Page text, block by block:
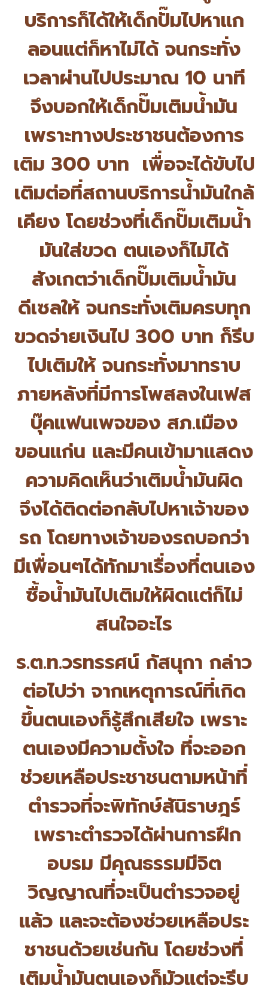
บริการก็ได้ให้เด็กปั๊มไปหาแก
ลอนแต่ก็หาไม่ได้ จนกระทั่ง
เวลาผ่านไปประมาณ 10 นาที
จึงบอกให้เด็กปั๊มเติมน้ำมัน
เพราะทางประชาชนต้องการ
เติม 300 บาท เพื่อจะได้ขับไป
เติมต่อที่สถานบริการน้ำมันใกล้
เคียง โดยช่วงที่เด็กปั๊มเติมน้ำ
มันใส่ขวด ตนเองก็ไม่ได้
สังเกตว่าเด็กปั๊มเติมน้ำมัน
ดีเซลให้ จนกระทั่งเติมครบทุก
ขวดจ่ายเงินไป 300 บาท ก็รีบ
ไปเติมให้ จนกระทั่งมาทราบ
ภายหลังที่มีการโพสลงในเฟส
บุ๊คแฟนเพจของ สภ.เมือง
ขอนแก่น และมีคนเข้ามาแสดง
ความคิดเห็นว่าเติมน้ำมันผิด
จึงได้ติดต่อกลับไปหาเจ้าของ
รถ โดยทางเจ้าของรถบอกว่า
มีเพื่อนๆได้ทักมาเรื่องที่ตนเอง
ซื้อน้ำมันไปเติมให้ผิดแต่ก็ไม่
สนใจอะไร
ร.ต.ท.วรทรรศน์ กัสนุกา กล่าว
ต่อไปว่า จากเหตุการณ์ที่เกิด
ขึ้นตนเองก็รู้สึกเสียใจ เพราะ
ตนเองมีความตั้งใจ ที่จะออก
ช่วยเหลือประชาชนตามหน้าที่
ตำรวจที่จะพิทักษ์สันิราษฎร์
เพราะตำรวจได้ผ่านการฝึก
อบรม มีคุณธรรมมีจิต
วิญญาณที่จะเป็นตำรวจอยู่
แล้ว และจะต้องช่วยเหลือประ
ชาชนด้วยเช่นกัน โดยช่วงที่
เติมน้ำมันตนเองก็มัวแต่จะรีบ